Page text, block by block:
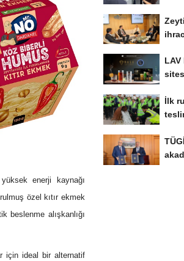
enerji kaynağı
özel kıtır ekmek
beslenme alışkanlığı
için ideal bir alternatif
LAV
İlk